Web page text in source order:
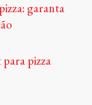
garanta
pizza